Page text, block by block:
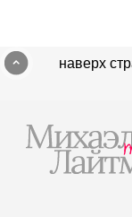
наверх